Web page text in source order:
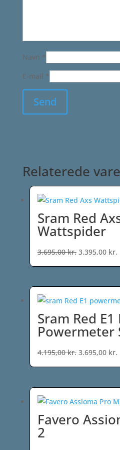
Navn *
E-mail *
Relaterede
Sram Red
Wattspider
3.695,00kr. Den
oprindelige
3.695,00 kr..
3.395,00 kr.
Sram Red E1
Powermeter
4.195,00kr. Den
oprindelige
4.195,00 kr..
3.695,00 kr.
Favero
2